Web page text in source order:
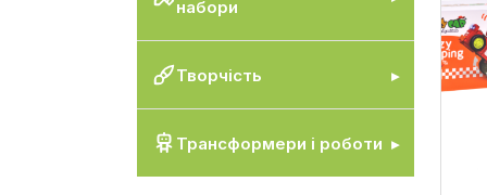
набори
Творчість
Трансформери і роботи